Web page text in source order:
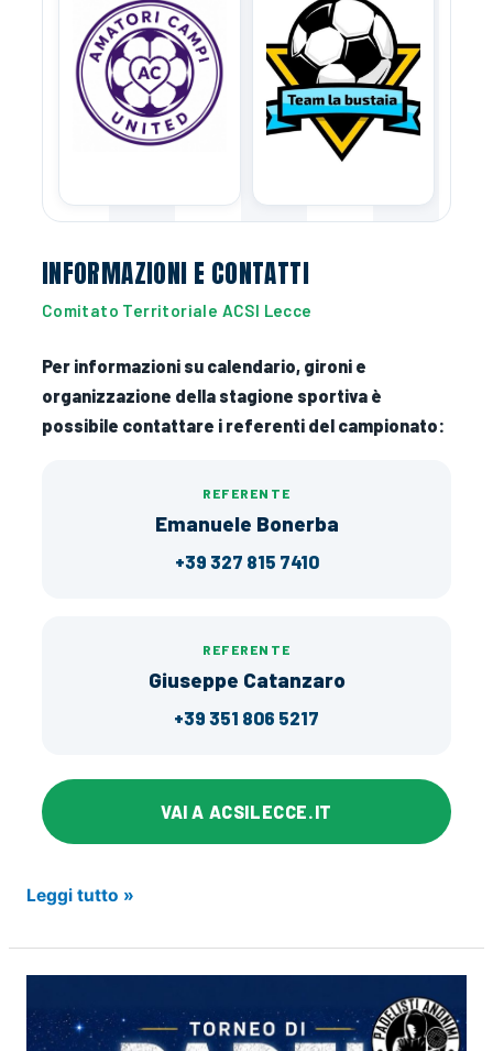
INFORMAZIONI E CONTATTI
Comitato Territoriale ACSI Lecce
Per informazioni su calendario, gironi e
organizzazione della stagione sportiva è
possibile contattare i referenti del campionato:
REFERENTE
Emanuele Bonerba
+39 327 815 7410
REFERENTE
Giuseppe Catanzaro
+39 351 806 5217
VAI A ACSILECCE.IT
Il
Provinciale
ACSI
Calcio
Leggi tutto »